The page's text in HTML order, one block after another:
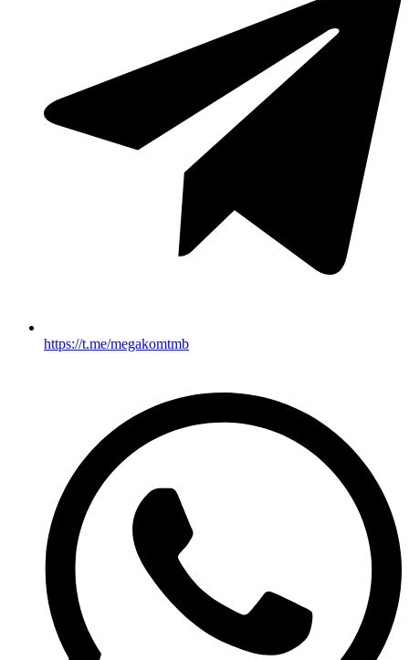
https://t.me/megakomtmb